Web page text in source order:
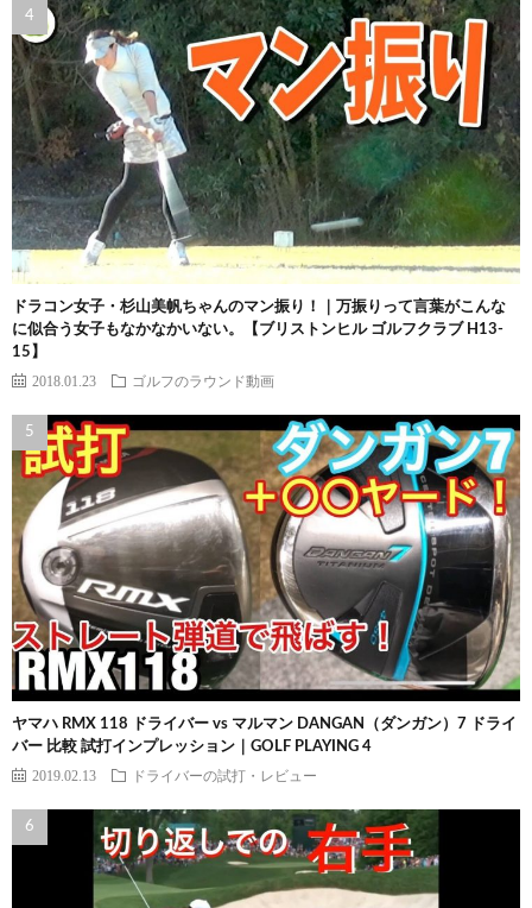
ドラコン女子・杉山美帆ちゃんのマン振り！｜万振りって言葉がこんな
に似合う女子もなかなかいない。【ブリストンヒル ゴルフクラブ H13-
15】
2018.01.23 ゴルフのラウンド動画
ヤマハ RMX 118 ドライバー vs マルマン DANGAN（ダンガン）7 ドライ
バー 比較 試打インプレッション｜GOLF PLAYING 4
2019.02.13 ドライバーの試打・レビュー